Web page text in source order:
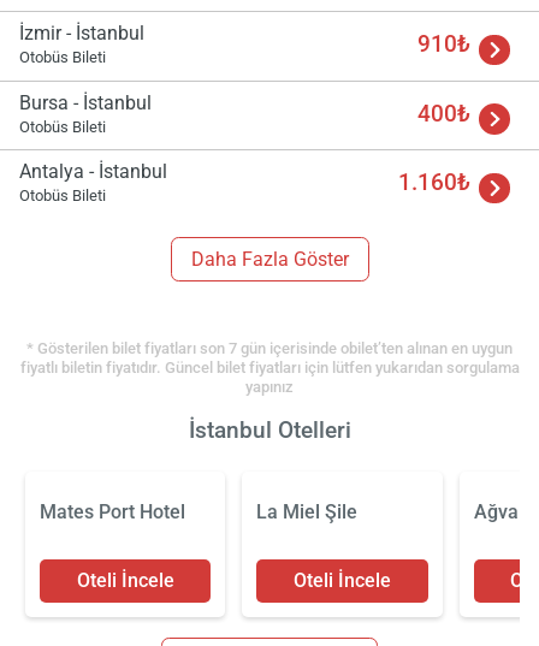
İzmir - İstanbul
Otobüs Bileti 910₺
Bursa - İstanbul
Otobüs Bileti 400₺
Antalya - İstanbul
Otobüs Bileti 1.160₺
Daha Fazla Göster
* Gösterilen bilet fiyatları son 7 gün içerisinde obilet’ten alınan en uygun
fiyatlı biletin fiyatıdır. Güncel bilet fiyatları için lütfen yukarıdan sorgulama
yapınız
İstanbul Otelleri
Mates Port Hotel
Oteli İncele
La Miel Şile
Oteli İncele
Ağva